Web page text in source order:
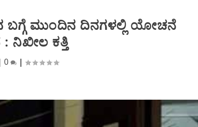
ಬಗ್ಗೆ ಮುಂದಿನ‌ ದಿನಗಳಲ್ಲಿ ಯೋಚನೆ
: ನಿಖೀಲ ಕತ್ತಿ
0 |